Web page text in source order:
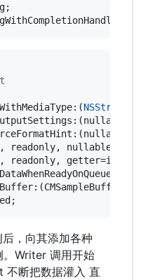
NSString
readonly, nullable)
readonly,
，向其添加各种
Writer 调用开始
不断把数据灌入 直